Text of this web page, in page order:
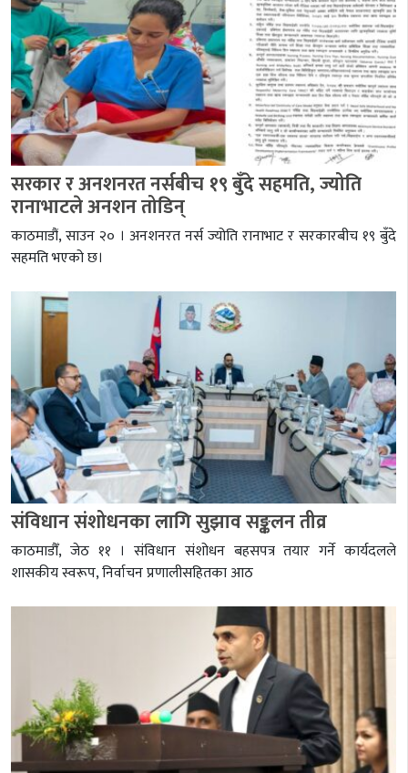
सरकार र अनशनरत नर्सबीच १९ बुँदे सहमति, ज्योति
रानाभाटले अनशन तोडिन्
काठमाडौं, साउन २० । अनशनरत नर्स ज्योति रानाभाट र सरकारबीच १९ बुँदे
सहमति भएको छ।
संविधान संशोधनका लागि सुझाव सङ्कलन तीव्र
काठमाडौँ, जेठ ११ । संविधान संशोधन बहसपत्र तयार गर्ने कार्यदलले
शासकीय स्वरूप, निर्वाचन प्रणालीसहितका आठ